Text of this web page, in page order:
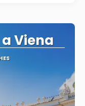
Viena